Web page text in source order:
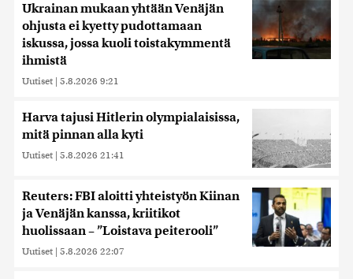
Ukrainan mukaan yhtään Venäjän
ohjusta ei kyetty pudottamaan
iskussa, jossa kuoli toistakymmentä
ihmistä
Uutiset | 5.8.2026 9:21
Harva tajusi Hitlerin olympialaisissa,
mitä pinnan alla kyti
Uutiset | 5.8.2026 21:41
Reuters: FBI aloitti yhteistyön Kiinan
ja Venäjän kanssa, kriitikot
huolissaan – ”Loistava peiterooli”
Uutiset | 5.8.2026 22:07